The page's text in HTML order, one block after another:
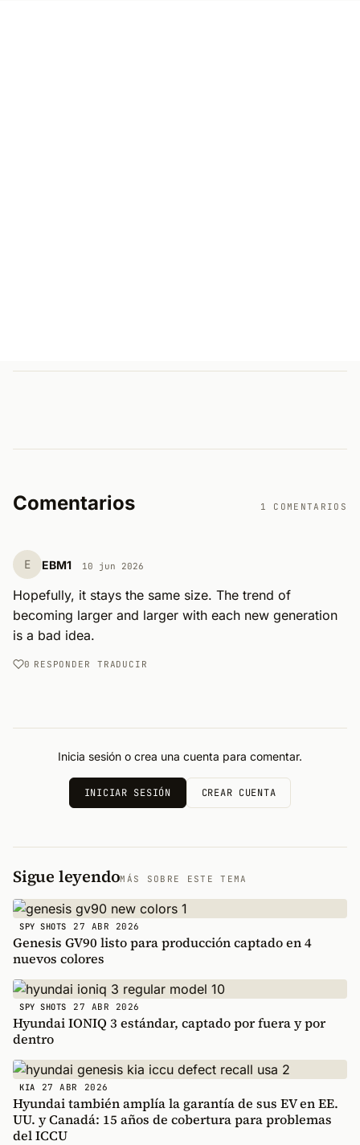
Comentarios 1 COMENTARIOS
E EBM1 10 jun 2026
Hopefully, it stays the same size. The trend of
becoming larger and larger with each new generation
is a bad idea.
0 RESPONDER TRADUCIR
Inicia sesión o crea una cuenta para comentar.
INICIAR SESIÓN CREAR CUENTA
Sigue leyendoMÁS SOBRE ESTE TEMA
SPY SHOTS 27 ABR 2026
Genesis GV90 listo para producción captado en 4
nuevos colores
SPY SHOTS 27 ABR 2026
Hyundai IONIQ 3 estándar, captado por fuera y por
dentro
KIA 27 ABR 2026
Hyundai también amplía la garantía de sus EV en EE.
UU. y Canadá: 15 años de cobertura para problemas
del ICCU